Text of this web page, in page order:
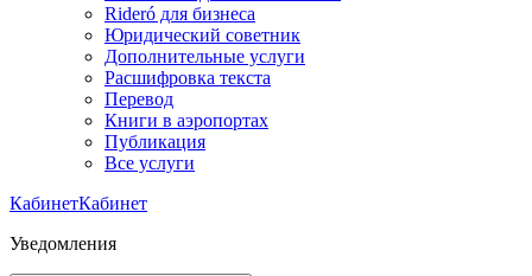
Rideró для бизнеса
Юридический советник
Дополнительные услуги
Расшифровка текста
Перевод
Книги в аэропортах
Публикация
Все услуги
КабинетКабинет
Уведомления